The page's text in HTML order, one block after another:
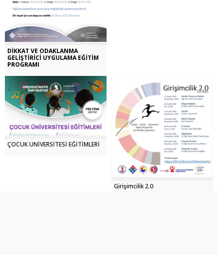
DİKKAT VE ODAKLANMA
GELİŞTİRİCİ UYGULAMAEĞİTİM
PROGRAMI
ÇOCUK ÜNİVERSİTESİ EĞİTİMLERİ
Girişimcilik 2.0